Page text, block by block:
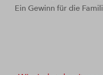
Ein Gewinn für die